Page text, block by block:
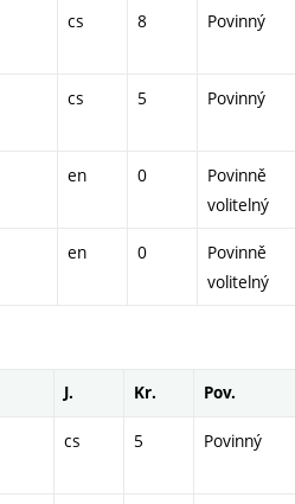
cs 8 Povinný
cs 5 Povinný
en 0
Povinně
volitelný
en 0
Povinně
volitelný
J. Kr. Pov.
cs 5 Povinný